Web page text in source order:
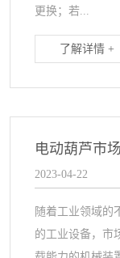
更换；若...
了解详情 +
电动葫芦市
2023-04-22
随着工业领域的
的工业设备，市